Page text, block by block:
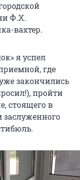
Ф.Х.
вахтер.
я успел
где
закончились
пройти
стоящего в